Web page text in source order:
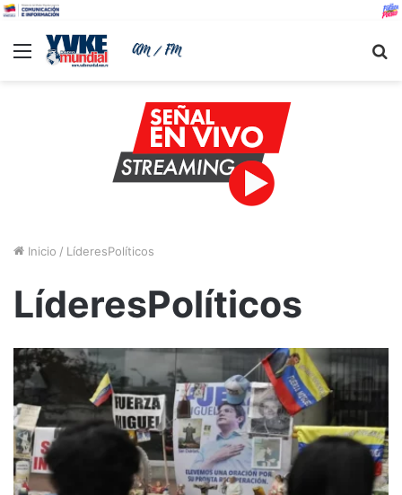
Menu
Inicio / LíderesPolíticos
LíderesPolíticos